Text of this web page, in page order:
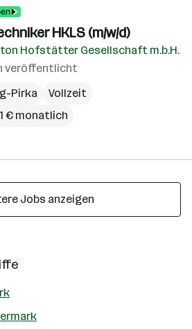
HKLS (m/w/d)
Hofstätter Gesellschaft m.b.H.
veröffentlicht
Pirka
Vollzeit
€ monatlich
Jobs anzeigen